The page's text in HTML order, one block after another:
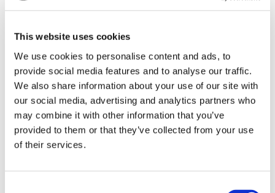
This website uses cookies
We use cookies to personalise content and ads, to
provide social media features and to analyse our traffic.
We also share information about your use of our site with
our social media, advertising and analytics partners who
may combine it with other information that you’ve
provided to them or that they’ve collected from your use
of their services.
TÜRSAB – Las transacciones en flymedi.com son
12276).
salud certificada en turismo de salud.
¿Cómo funciona?
Guía Preoperatoria
Autores & revisores
Flymedi Programa de Referidos
Planes De Pago
PQRS